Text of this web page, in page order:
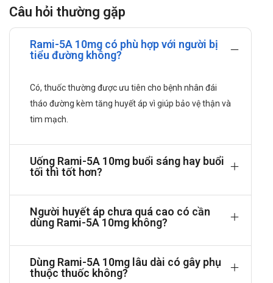
Thành phần của thuốc Rami-5A 10mg
Thành phần chính, hàm lượng: Ramipril 10mg
Cơ chế tác dụng
Dược lực học:
ACE, có tác dụng làm giảm sự hình thành
angiotensin II đồng thời hạn chế quá trình phân hủy
bradykinin trong cơ thể. Khi nồng độ angiotensin II
mạch ngoại vi suy giảm, từ đó huyết áp được hạ
xuống nhờ cải thiện lưu thông máu qua hệ mạch
ACE cũng có thể là nguyên nhân dẫn đến tình trạng
ho khan ở một số người sử dụng thuốc.
Dược động học:
Tác dụng dược lý của ramipril thể hiện chủ yếu
thông qua ramiprilat – chất chuyển hóa có hoạt tính
diacid, với cơ chế tác động tương tự. Sau khi dùng
Câu hỏi thường gặp
Rami-5A 10mg có phù hợp với người bị
tiểu đường không?
Có, thuốc thường được ưu tiên cho bệnh nhân đái
tháo đường kèm tăng huyết áp vì giúp bảo vệ thận và
tim mạch.
Uống Rami-5A 10mg buổi sáng hay buổi
tối thì tốt hơn?
Người huyết áp chưa quá cao có cần
dùng Rami-5A 10mg không?
Dùng Rami-5A 10mg lâu dài có gây phụ
thuộc thuốc không?